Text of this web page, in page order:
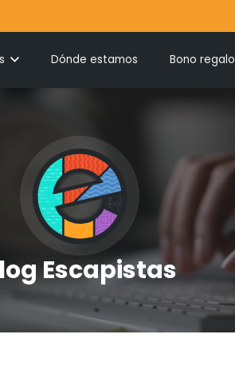
Dónde estamos Bono regalo
Escapistas